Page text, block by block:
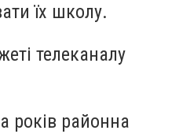
їх школу.
телеканалу
років районна